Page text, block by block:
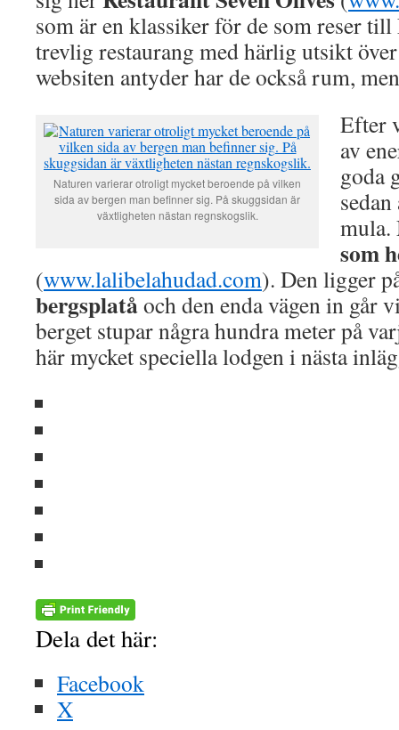
som är en klassiker för de som reser
trevlig restaurang med härlig utsikt
websiten antyder har de också rum,
Naturen varierar otroligt mycket beroende på vilken
sida av bergen man befinner sig. På skuggsidan är
växtligheten nästan regnskogslik.
Efter
av
goda
mula.
som
(www.lalibelahudad.com). Den ligger
bergsplatåoch den enda vägen in går
berget stupar några hundra meter på
här mycket speciella lodgen i nästa
Dela det här:
Facebook
X